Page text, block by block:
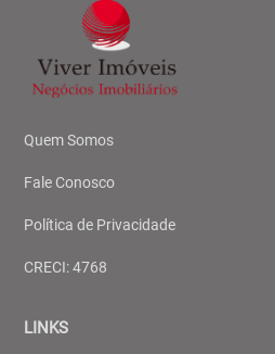
Quem Somos
Fale Conosco
Política de Privacidade
CRECI: 4768
LINKS